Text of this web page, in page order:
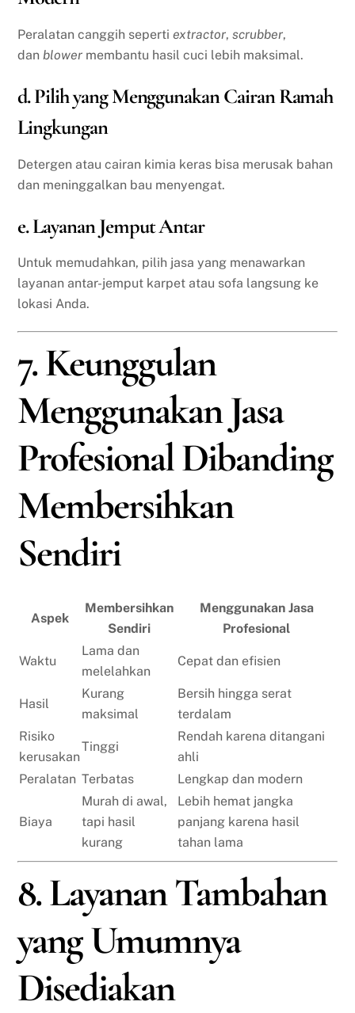
Peralatan canggih sepertiextractor,scrubber,
dan blower membantu hasil cuci lebih maksimal.
d. Pilih yang Menggunakan Cairan Ramah
Lingkungan
Detergen atau cairan kimia keras bisa merusak bahan
dan meninggalkan bau menyengat.
e. Layanan Jemput Antar
Untuk memudahkan, pilih jasa yang menawarkan
layanan antar-jemput karpet atau sofa langsung ke
lokasi Anda.
7. Keunggulan
Menggunakan Jasa
Profesional Dibanding
Membersihkan
Sendiri
Aspek
Membersihkan
Sendiri
Menggunakan Jasa
Profesional
Waktu
Lama dan
melelahkan
Cepat dan efisien
Hasil
Kurang
maksimal
Bersih hingga serat
terdalam
Risiko
kerusakan
Tinggi
Rendah karena ditangani
ahli
Peralatan Terbatas Lengkap dan modern
Biaya
Murah di awal,
tapi hasil
kurang
Lebih hemat jangka
panjang karena hasil
tahan lama
8. Layanan Tambahan
yang Umumnya
Disediakan